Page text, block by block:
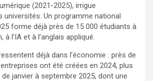
(2021-2025), irrigue
universités. Un programme national
forme déjà près de 15 000 étudiants à
l’IA et à l’anglais appliqué.
déjà dans l’économie : près de
ont été créées en 2024, plus
janvier à septembre 2025, dont une